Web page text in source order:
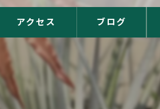
アクセス ブログ